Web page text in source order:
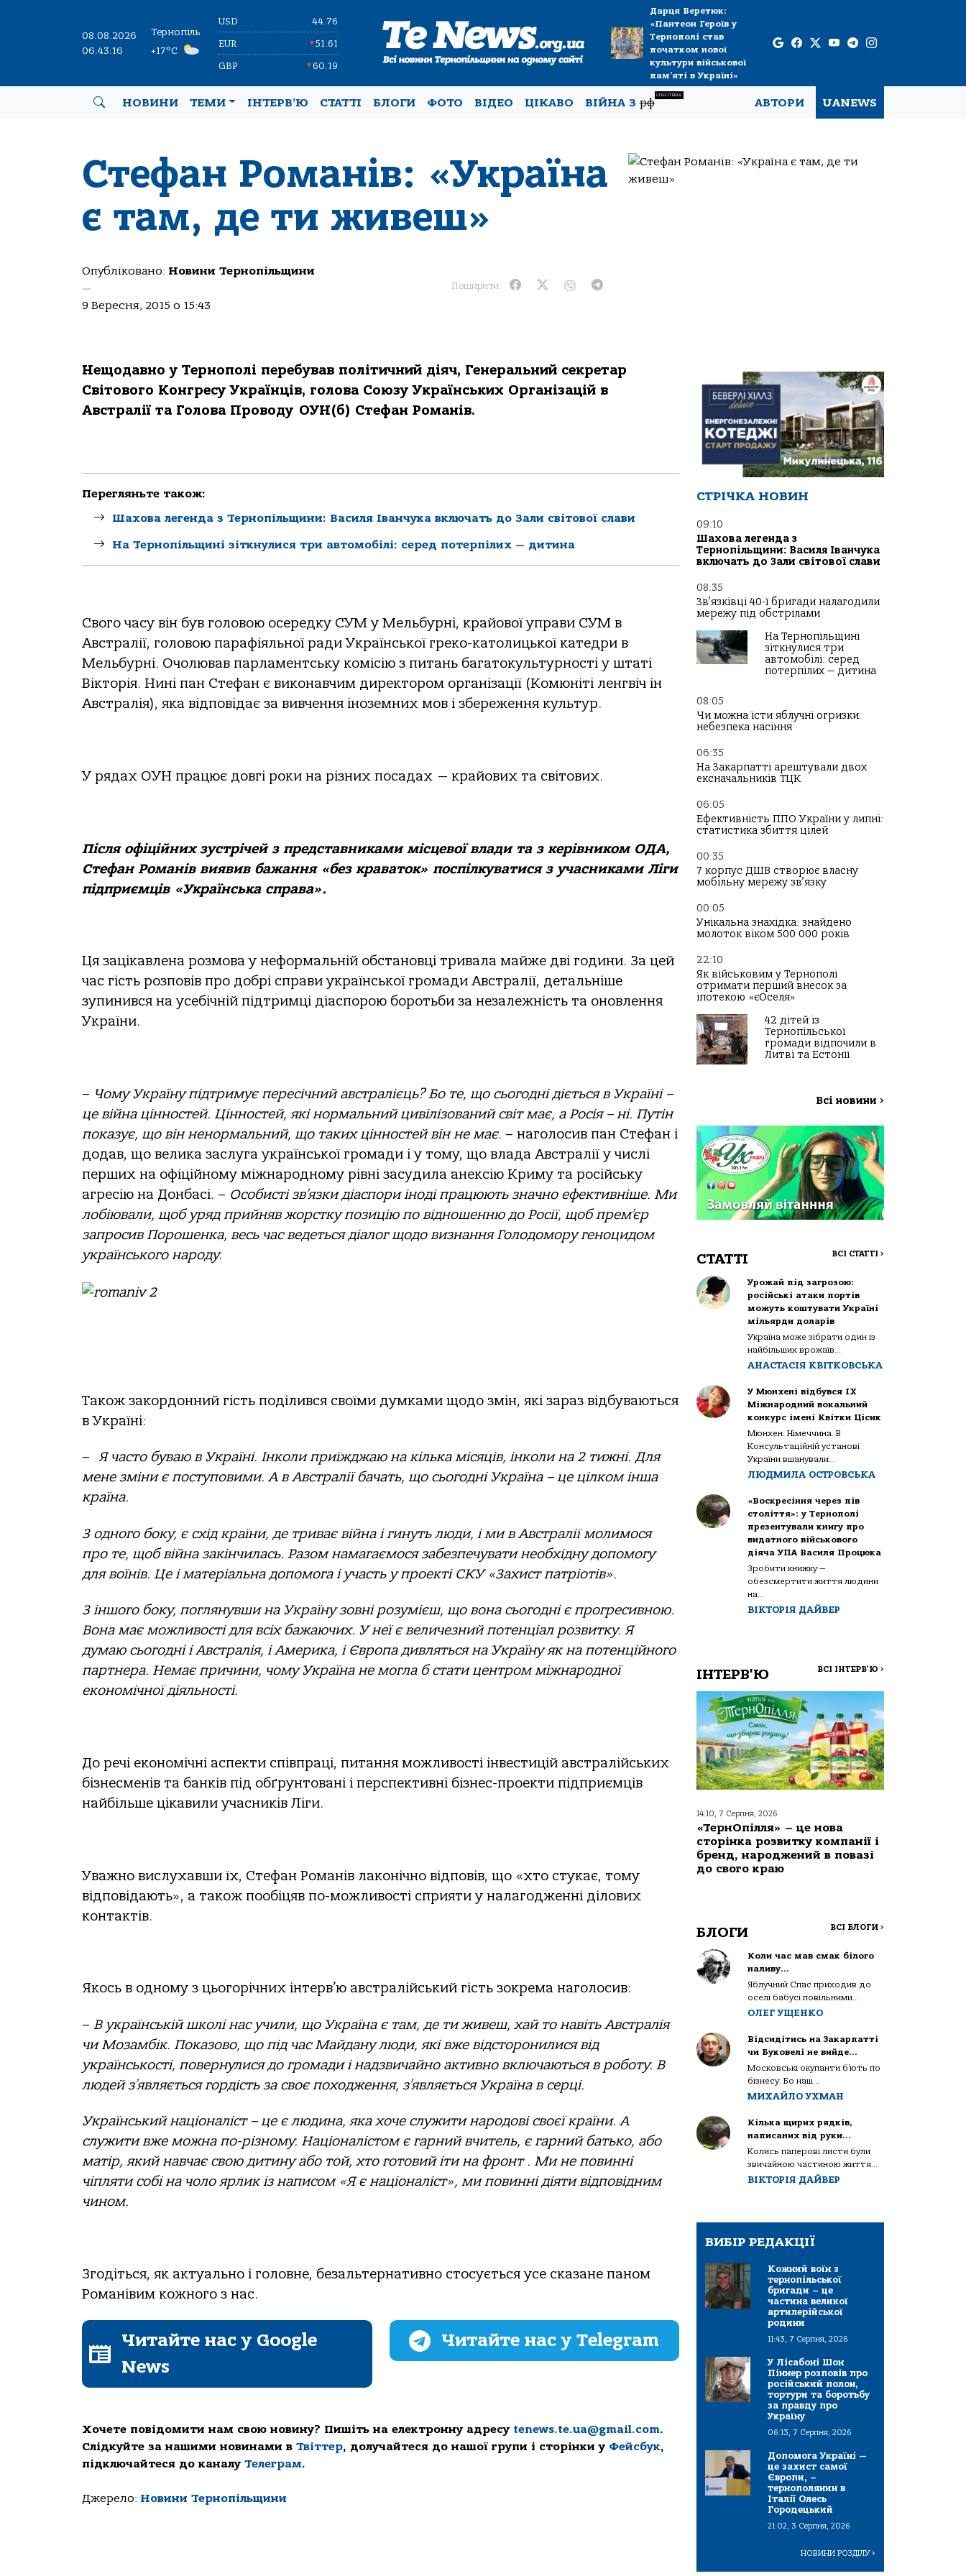
08.08.2026
06:43:17
Тернопіль
+17°C
USD 44.76
EUR ▼51.61
GBP ▼60.19
Дарця Веретюк:
«Пантеон Героїв у
Тернополі став
початком нової
культури військової
пам’яті в Україні»
НОВИНИ ТЕМИ ІНТЕРВ’Ю СТАТТІ БЛОГИ ФОТО ВІДЕО ЦІКАВО ВІЙНА Зрф
СПЕЦТЕМА
АВТОРИ UANEWS
Стефан Романів: «Україна
є там, де ти живеш»
Опубліковано: Новини Тернопільщини
—
9 Вересня, 2015 о 15:43
Поширити:
Нещодавно у Тернополі перебував політичний діяч, Генеральний секретар
Світового Конгресу Українців, голова Cоюзу Українських Організацій в
Австралії та Голова Проводу ОУН(б) Стефан Романів.
Перегляньте також:
Шахова легенда з Тернопільщини: Василя Іванчука включать до Зали світової слави
На Тернопільщині зіткнулися три автомобілі: серед потерпілих — дитина
Свого часу він був головою осередку СУМ у Мельбурні, крайової управи СУМ в
Австралії, головою парафіяльної ради Української греко-католицької катедри в
Мельбурні. Очолював парламентську комісію з питань багатокультурності у штаті
Вікторія. Нині пан Стефан є виконавчим директором організації (Комюніті ленгвіч ін
Австралія), яка відповідає за вивчення іноземних мов і збереження культур.
У рядах ОУН працює довгі роки на різних посадах — крайових та світових.
Після офіційних зустрічей з представниками місцевої влади та з керівником ОДА,
Стефан Романів виявив бажання «без краваток» поспілкуватися з учасниками Ліги
підприємців «Українська справа».
Ця зацікавлена розмова у неформальній обстановці тривала майже дві години. За цей
час гість розповів про добрі справи української громади Австралії, детальніше
зупинився на усебічній підтримці діаспорою боротьби за незалежність та оновлення
України.
– Чому Україну підтримує пересічний австралієць? Бо те, що сьогодні діється в Україні –
це війна цінностей. Цінностей, які нормальний цивілізований світ має, а Росія – ні. Путін
показує, що він ненормальний, що таких цінностей він не має. – наголосив пан Стефан і
додав, що велика заслуга української громади і у тому, що влада Австралії у числі
перших на офіційному міжнародному рівні засудила анексію Криму та російську
агресію на Донбасі. – Особисті зв’язки діаспори іноді працюють значно ефективніше. Ми
лобіювали, щоб уряд прийняв жорстку позицію по відношенню до Росії, щоб прем’єр
запросив Порошенка, весь час ведеться діалог щодо визнання Голодомору геноцидом
українського народу.
Також закордонний гість поділився своїми думками щодо змін, які зараз відбуваються
в Україні:
– Я часто буваю в Україні. Інколи приїжджаю на кілька місяців, інколи на 2 тижні. Для
мене зміни є поступовими. А в Австралії бачать, що сьогодні Україна – це цілком інша
країна.
З одного боку, є схід країни, де триває війна і гинуть люди, і ми в Австралії молимося
про те, щоб війна закінчилась. Разом намагаємося забезпечувати необхідну допомогу
для воїнів. Це і матеріальна допомога і участь у проекті СКУ «Захист патріотів».
З іншого боку, поглянувши на Україну зовні розумієш, що вона сьогодні є прогресивною.
Вона має можливості для всіх бажаючих. У неї є величезний потенціал розвитку. Я
думаю сьогодні і Австралія, і Америка, і Європа дивляться на Україну як на потенційного
партнера. Немає причини, чому Україна не могла б стати центром міжнародної
економічної діяльності.
До речі економічні аспекти співпраці, питання можливості інвестицій австралійських
бізнесменів та банків під обґрунтовані і перспективні бізнес-проекти підприємців
найбільше цікавили учасників Ліги.
Уважно вислухавши їх, Стефан Романів лаконічно відповів, що «хто стукає, тому
відповідають», а також пообіцяв по-можливості сприяти у налагодженні ділових
контактів.
Якось в одному з цьогорічних інтерв’ю австралійський гість зокрема наголосив:
– В українській школі нас учили, що Україна є там, де ти живеш, хай то навіть Австралія
чи Мозамбік. Показово, що під час Майдану люди, які вже відсторонилися від
українськості, повернулися до громади і надзвичайно активно включаються в роботу. В
людей з’являється гордість за своє походження, з’являється Україна в серці.
Український націоналіст – це є людина, яка хоче служити народові своєї країни. А
служити вже можна по-різному. Націоналістом є гарний вчитель, є гарний батько, або
матір, який навчає свою дитину або той, хто готовий іти на фронт . Ми не повинні
чіпляти собі на чоло ярлик із написом «Я є націоналіст», ми повинні діяти відповідним
чином.
Згодіться, як актуально і головне, безальтернативно стосується усе сказане паном
Романівим кожного з нас.
Читайте нас у Google
News
Читайте нас у Telegram
Хочете повідомити нам свою новину? Пишіть на електронну адресу tenews.te.ua@gmail.com.
Слідкуйте за нашими новинами в Твіттер, долучайтеся до нашої групи і сторінки у Фейсбук,
підключайтеся до каналу Телеграм.
Джерело: Новини Тернопільщини
СТРІЧКА НОВИН
09:10
Шахова легенда з
Тернопільщини: Василя Іванчука
включать до Зали світової слави
08:35
Зв’язківці 40-ї бригади налагодили
мережу під обстрілами
На Тернопільщині
зіткнулися три
автомобілі: серед
потерпілих — дитина
08:05
Чи можна їсти яблучні огризки:
небезпека насіння
06:35
На Закарпатті арештували двох
ексначальників ТЦК
06:05
Ефективність ППО України у липні:
статистика збиття цілей
00:35
7 корпус ДШВ створює власну
мобільну мережу зв’язку
00:05
Унікальна знахідка: знайдено
молоток віком 500 000 років
22:10
Як військовим у Тернополі
отримати перший внесок за
іпотекою «єОселя»
42 дітей із
Тернопільської
громади відпочили в
Литві та Естонії
Всі новини >
СТАТТІ ВСІ СТАТТІ >
Урожай під загрозою:
російські атаки портів
можуть коштувати Україні
мільярди доларів
Україна може зібрати один із
найбільших врожаїв...
АНАСТАСІЯ КВІТКОВСЬКА
У Мюнхені відбувся IX
Міжнародний вокальний
конкурс імені Квітки Цісик
Мюнхен. Німеччина. В
Консультаційній установі
України вшанували...
ЛЮДМИЛА ОСТРОВСЬКА
«Воскресіння через пів
століття»: у Тернополі
презентували книгу про
видатного військового
діяча УПА Василя Процюка
Зробити книжку —
обезсмертити життя людини
на...
ВІКТОРІЯ ДАЙВЕР
ІНТЕРВ'Ю ВСІ ІНТЕРВ'Ю >
14:10, 7 Серпня, 2026
«ТернОпілля» – це нова
сторінка розвитку компанії і
бренд, народжений в повазі
до свого краю
БЛОГИ ВСІ БЛОГИ >
Коли час мав смак білого
наливу…
Яблучний Спас приходив до
оселі бабусі повільними...
ОЛЕГ УЩЕНКО
Відсидітись на Закарпатті
чи Буковелі не вийде…
Московські окупанти б’ють по
бізнесу. Бо наш...
МИХАЙЛО УХМАН
Кілька щирих рядків,
написаних від руки…
Колись паперові листи були
звичайною частиною життя...
ВІКТОРІЯ ДАЙВЕР
ВИБІР РЕДАКЦІЇ
Кожний воїн з
тернопільської
бригади – це
частина великої
артилерійської
родини
11:43, 7 Серпня, 2026
У Лісабоні Шон
Піннер розповів про
російський полон,
тортури та боротьбу
за правду про
Україну
06:13, 7 Серпня, 2026
Допомога Україні —
це захист самої
Європи, –
тернополянин в
Італії Олесь
Городецький
21:02, 3 Серпня, 2026
НОВИНИ РОЗДІЛУ>